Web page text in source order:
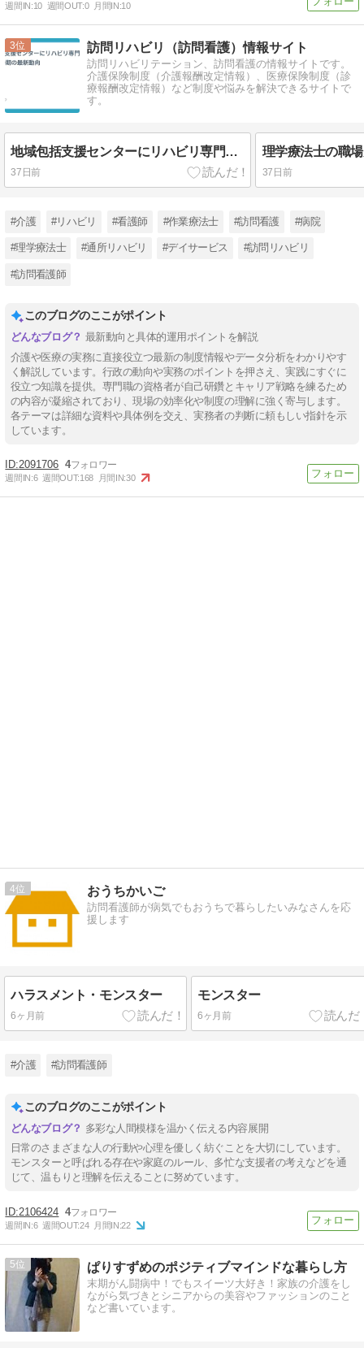
週間IN:10 週間OUT:0 月間IN:10
3 訪問リハビリ（訪問看護）情報サイト
訪問リハビリテーション、訪問看護の情報サイトです。
介護保険制度（介護報酬改定情報）、医療保険制度（診
療報酬改定情報）など制度や悩みを解決できるサイトで
す。
地域包括支援センターにリハビリ専門職を配置｜第10期の最新動向
37日前 37日前
#介護 #リハビリ #看護師 #作業療法士 #訪問看護 #病院
#理学療法士 #通所リハビリ #デイサービス #訪問リハビリ
#訪問看護師
このブログのここがポイント
最新動向と具体的運用ポイントを解説
介護や医療の実務に直接役立つ最新の制度情報やデータ分析をわかりやす
く解説しています。行政の動向や実務のポイントを押さえ、実践にすぐに
役立つ知識を提供。専門職の資格者が自己研鑽とキャリア戦略を練るため
の内容が凝縮されており、現場の効率化や制度の理解に強く寄与します。
各テーマは詳細な資料や具体例を交え、実務者の判断に頼もしい指針を示
しています。
2091706 4
週間IN:6 週間OUT:168 月間IN:30
4 おうちかいご
訪問看護師が病気でもおうちで暮らしたいみなさんを応
援します
ハラスメント・モンスター
6ヶ月前
モンスター
6ヶ月前
#介護 #訪問看護師
このブログのここがポイント
多彩な人間模様を温かく伝える内容展開
日常のさまざまな人の行動や心理を優しく紡ぐことを大切にしています。
モンスターと呼ばれる存在や家庭のルール、多忙な支援者の考えなどを通
じて、温もりと理解を伝えることに努めています。
2106424 4
週間IN:6 週間OUT:24 月間IN:22
5 ぱりすずめのポジティブマインドな暮らし方
末期がん闘病中！でもスイーツ大好き！家族の介護をし
ながら気づきとシニアからの美容やファッションのこと
など書いています。